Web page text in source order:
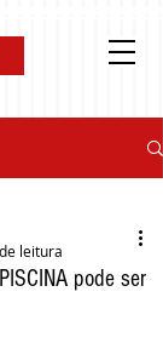
pode ser
leitura